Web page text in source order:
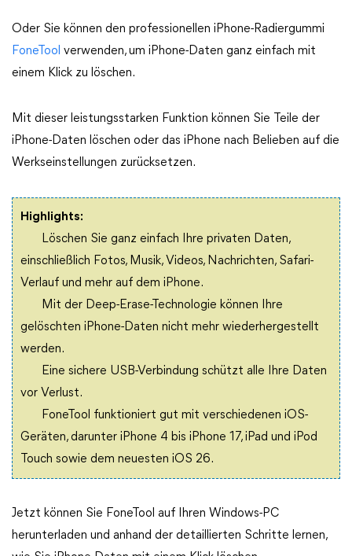
Oder Sie können den professionellen iPhone-Radiergummi
FoneTool verwenden, um iPhone-Daten ganz einfach mit
einem Klick zu löschen.
Mit dieser leistungsstarken Funktion können Sie Teile der
iPhone-Daten löschen oder das iPhone nach Belieben auf die
Werkseinstellungen zurücksetzen.
Highlights:
Löschen Sie ganz einfach Ihre privaten Daten,
einschließlich Fotos, Musik, Videos, Nachrichten, Safari-
Verlauf und mehr auf dem iPhone.
Mit der Deep-Erase-Technologie können Ihre
gelöschten iPhone-Daten nicht mehr wiederhergestellt
werden.
Eine sichere USB-Verbindung schützt alle Ihre Daten
vor Verlust.
FoneTool funktioniert gut mit verschiedenen iOS-
Geräten, darunter iPhone 4 bis iPhone 17, iPad und iPod
Touch sowie dem neuesten iOS 26.
Jetzt können Sie FoneTool auf Ihren Windows-PC
herunterladen und anhand der detaillierten Schritte lernen,